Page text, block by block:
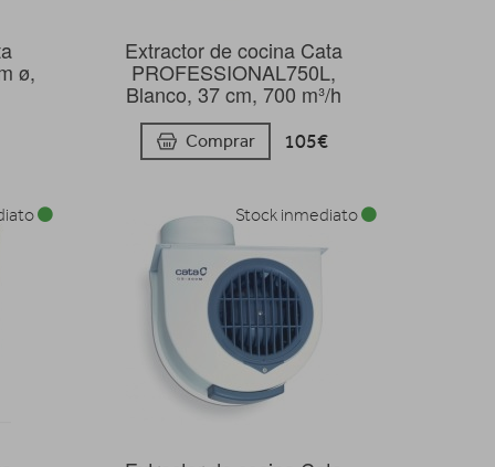
ø,
Extractor de cocina Cata
PROFESSIONAL750L,
Blanco, 37 cm, 700 m³/h
Comprar 105€
Stock inmediato